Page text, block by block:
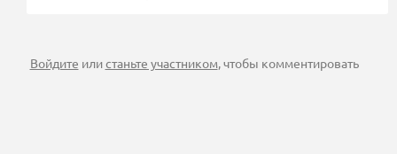
Войдите илистаньте участником, чтобы комментировать